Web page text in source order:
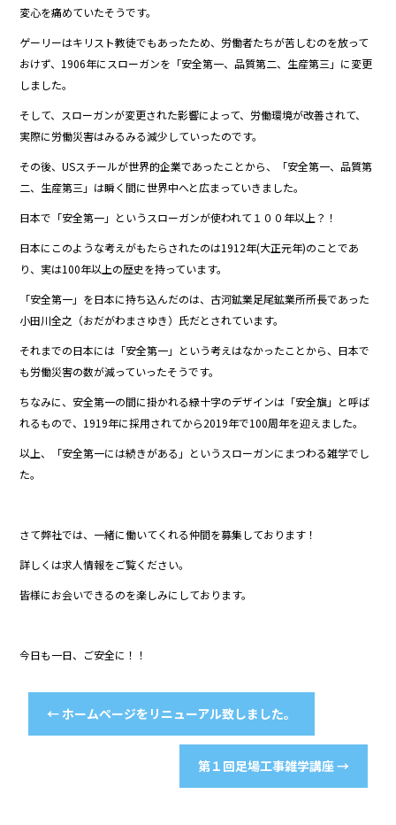
変心を痛めていたそうです。
ゲーリーはキリスト教徒でもあったため、労働者たちが苦しむのを放って
おけず、1906年にスローガンを「安全第一、品質第二、生産第三」に変更
しました。
そして、スローガンが変更された影響によって、労働環境が改善されて、
実際に労働災害はみるみる減少していったのです。
その後、USスチールが世界的企業であったことから、「安全第一、品質第
二、生産第三」は瞬く間に世界中へと広まっていきました。
日本で「安全第一」というスローガンが使われて１００年以上？！
日本にこのような考えがもたらされたのは1912年(大正元年)のことであ
り、実は100年以上の歴史を持っています。
「安全第一」を日本に持ち込んだのは、古河鉱業足尾鉱業所所長であった
小田川全之（おだがわまさゆき）氏だとされています。
それまでの日本には「安全第一」という考えはなかったことから、日本で
も労働災害の数が減っていったそうです。
ちなみに、安全第一の間に掛かれる緑十字のデザインは「安全旗」と呼ば
れるもので、1919年に採用されてから2019年で100周年を迎えました。
以上、「安全第一には続きがある」というスローガンにまつわる雑学でし
た。
さて弊社では、一緒に働いてくれる仲間を募集しております！
詳しくは求人情報をご覧ください。
皆様にお会いできるのを楽しみにしております。
今日も一日、ご安全に！！
← ホームページをリニューアル致しました。
第１回足場工事雑学講座→